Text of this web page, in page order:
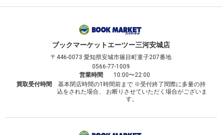
ブックマーケットエーツー三河安城店
〒446-0073 愛知県安城市篠目町童子207番地
0566-77-1009
営業時間
10:00〜22:00
買取受付時間
基本閉店時間の1時間前まで ※受付終了間際に多量の持
込をされた場合、 お断りさせていただく場合がございま
す。